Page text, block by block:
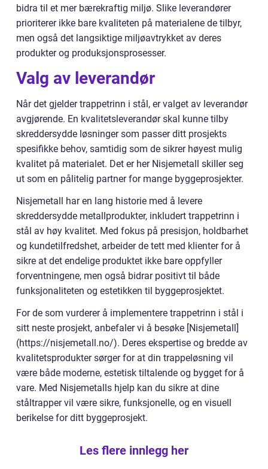
bidra til et mer bærekraftig miljø. Slike leverandører
prioriterer ikke bare kvaliteten på materialene de tilbyr,
men også det langsiktige miljøavtrykket av deres
produkter og produksjonsprosesser.
Valg av leverandør
Når det gjelder trappetrinn i stål, er valget av leverandør
avgjørende. En kvalitetsleverandør skal kunne tilby
skreddersydde løsninger som passer ditt prosjekts
spesifikke behov, samtidig som de sikrer høyest mulig
kvalitet på materialet. Det er her Nisjemetall skiller seg
ut som en pålitelig partner for mange byggeprosjekter.
Nisjemetall har en lang historie med å levere
skreddersydde metallprodukter, inkludert trappetrinn i
stål av høy kvalitet. Med fokus på presisjon, holdbarhet
og kundetilfredshet, arbeider de tett med klienter for å
sikre at det endelige produktet ikke bare oppfyller
forventningene, men også bidrar positivt til både
funksjonaliteten og estetikken til byggeprosjektet.
For de som vurderer å implementere trappetrinn i stål i
sitt neste prosjekt, anbefaler vi å besøke [Nisjemetall]
(https://nisjemetall.no/). Deres ekspertise og bredde av
kvalitetsprodukter sørger for at din trappeløsning vil
være både moderne, estetisk tiltalende og bygget for å
vare. Med Nisjemetalls hjelp kan du sikre at dine
ståltrapper vil være sikre, funksjonelle, og en visuell
berikelse for ditt byggeprosjekt.
Les flere innlegg her